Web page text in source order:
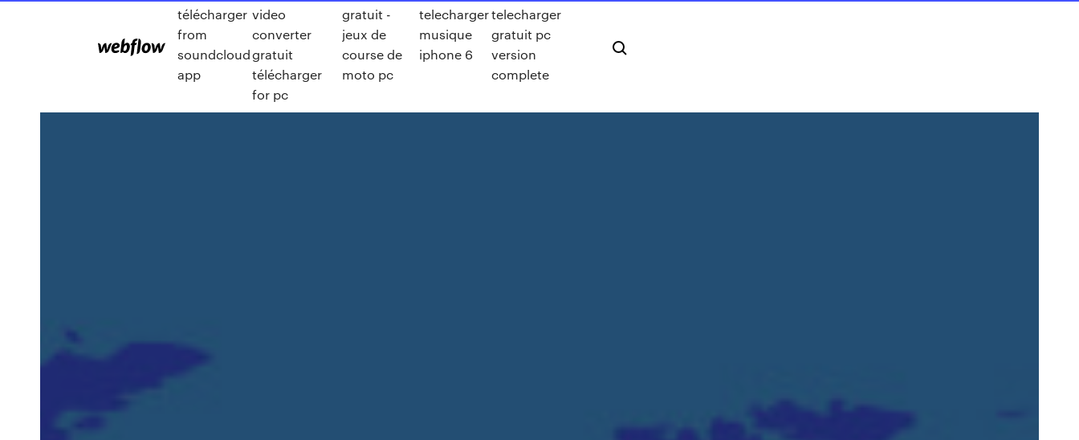
télécharger
from
soundcloud
app
video
converter
gratuit
télécharger
for pc
gratuit -
jeux de
course de
moto pc
telecharger
musique
iphone 6
telecharger
gratuit pc
version
complete